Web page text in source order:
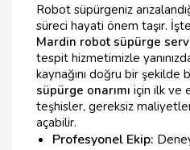
Robot süpürgeniz
süreci hayati önem taşır.
Mardin robot süpürge
tespit hizmetimizle
kaynağını doğru bir
süpürge onarımı için ilk ve
teşhisler, gereksiz
açabilir.
Profesyonel Ekip: